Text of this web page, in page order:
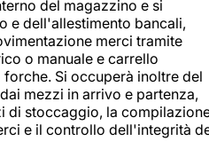
del magazzino e si
e dell'allestimento bancali,
merci tramite
o manuale e carrello
Si occuperà inoltre del
mezzi in arrivo e partenza,
di stoccaggio, la
e il controllo dell'integrità